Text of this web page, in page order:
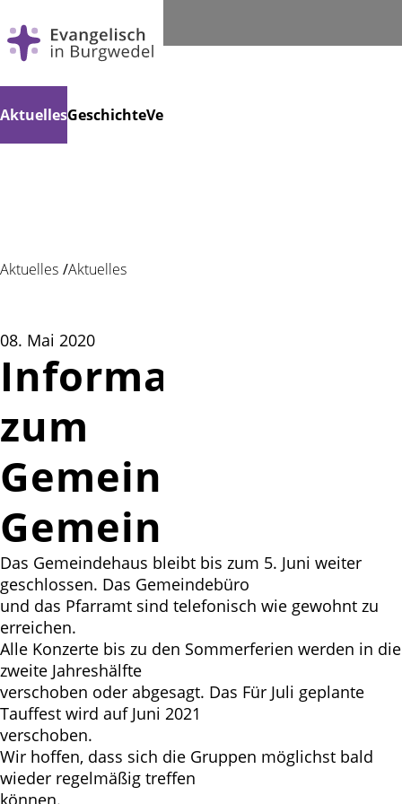
überspringen
AktuellesGeschichteVeranstaltungen
Aktuelles Aktuelles
08. Mai 2020
Informationen
zum
Gemeindeleben
Gemeindeleben
Das Gemeindehaus bleibt bis zum 5. Juni weiter
geschlossen. Das Gemeindebüro
und das Pfarramt sind telefonisch wie gewohnt zu
erreichen.
Alle Konzerte bis zu den Sommerferien werden in die
zweite Jahreshälfte
verschoben oder abgesagt. Das Für Juli geplante
Tauffest wird auf Juni 2021
verschoben.
Wir hoffen, dass sich die Gruppen möglichst bald
wieder regelmäßig treffen
können.